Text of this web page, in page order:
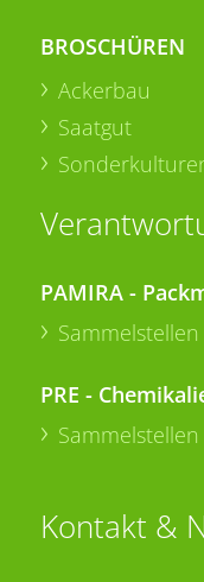
BROSCHÜREN
Ackerbau
Saatgut
PAMIRA -
PRE -
Kontakt &